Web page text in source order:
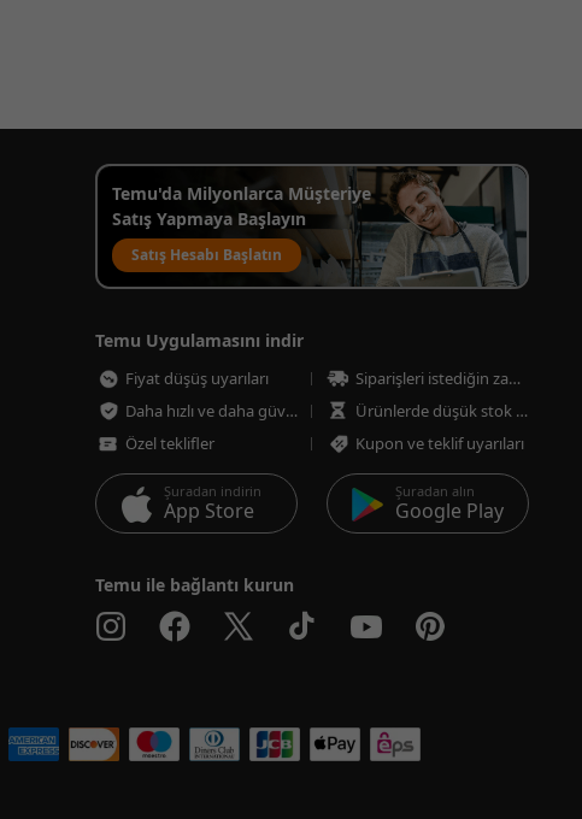
Temu'da Milyonlarca Müşteriye
Satış Yapmaya Başlayın
Satış Hesabı Başlatın
Temu Uygulamasını indir
Fiyat düşüş uyarıları
Siparişleri istediğin zaman takip et
Daha hızlı ve daha güvenli ödeme
Ürünlerde düşük stok uyarıları
Özel teklifler
Kupon ve teklif uyarıları
Şuradan indirin
App Store
Şuradan alın
Google Play
Temu ile bağlantı kurun